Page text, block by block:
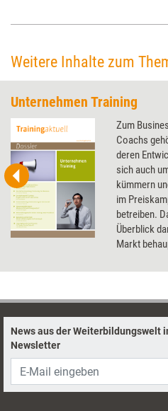
Weitere Inhalte zum
Unternehmen Training
Zum
Coachs
deren
sich auch
kümmern
im
betreiben.
Überblick
Markt
News aus der Weiterbildungswelt
Newsletter